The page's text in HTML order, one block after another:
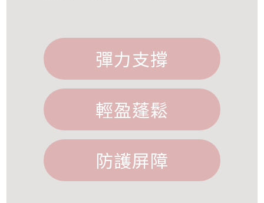
彈力支撐
輕盈蓬鬆
防護屏障